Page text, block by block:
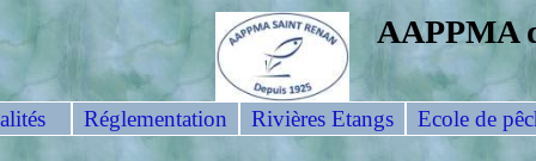
AAPPMA
Réglementation Rivières Etangs Ecole de